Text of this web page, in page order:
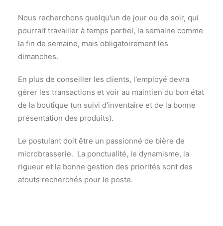
Nous recherchons quelqu'un de jour ou de soir, qui
pourrait travailler à temps partiel, la semaine comme
la fin de semaine, mais obligatoirement les
dimanches.
En plus de conseiller les clients, l'employé devra
gérer les transactions et voir au maintien du bon état
de la boutique (un suivi d'inventaire et de la bonne
présentation des produits).
Le postulant doit être un passionné de bière de
microbrasserie. La ponctualité, le dynamisme, la
rigueur et la bonne gestion des priorités sont des
atouts recherchés pour le poste.